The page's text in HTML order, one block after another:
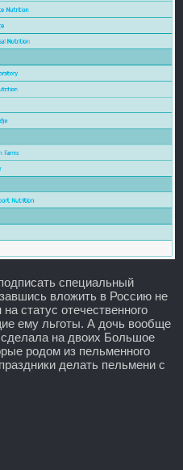
специальный
вложить в Россию не
статус отечественного
ему льготы. А дочь вообще
на двоих Большое
родом из пельменного
делать пельмени с